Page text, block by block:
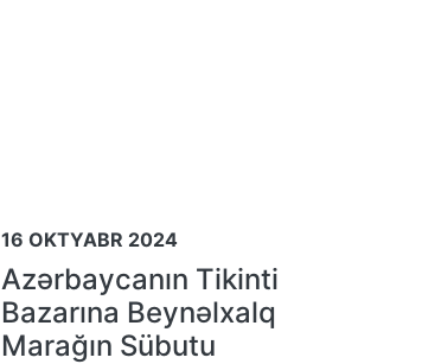
16 OKTYABR 2024
Azərbaycanın Tikinti
Bazarına Beynəlxalq
Marağın Sübutu